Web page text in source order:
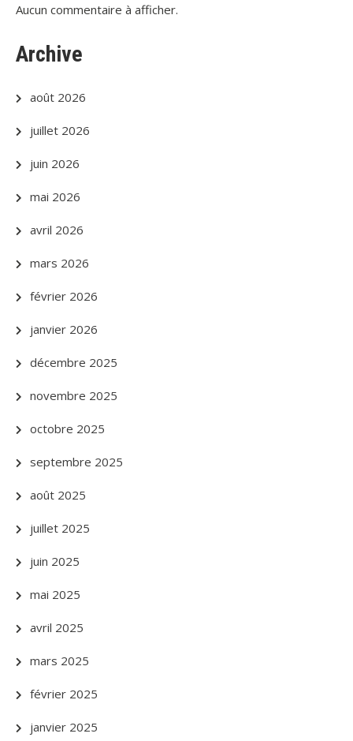
Aucun commentaire à afficher.
Archive
août 2026
juillet 2026
juin 2026
mai 2026
avril 2026
mars 2026
février 2026
janvier 2026
décembre 2025
novembre 2025
octobre 2025
septembre 2025
août 2025
juillet 2025
juin 2025
mai 2025
avril 2025
mars 2025
février 2025
janvier 2025